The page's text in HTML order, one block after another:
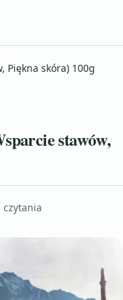
Piękna skóra) 100g
stawów,
czytania